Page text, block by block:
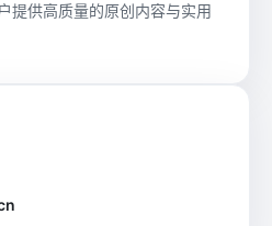
提供高质量的原创内容与实用